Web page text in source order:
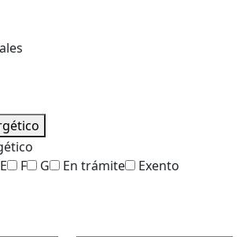
E F G En trámite
Exento